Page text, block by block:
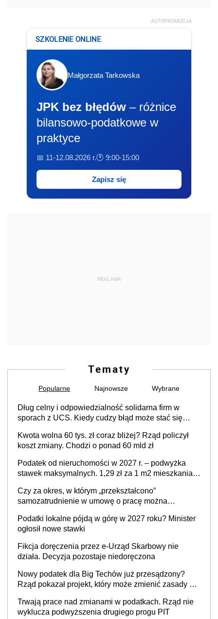
AUTOPROMOCJA
SZKOLENIE ONLINE
Małgorzata Tarkowska
JPK bez błędów – różnice
bilansowo-podatkowe w
praktyce
📅 11-12.08.2026 r.🕐 9:00-15:00
Zapisz się
REKLAMA
Tematy
Popularne Najnowsze Wybrane
Dług celny i odpowiedzialność solidarna firm w
sporach z UCS. Kiedy cudzy błąd może stać się
Kwota wolna 60 tys. zł coraz bliżej? Rząd policzył
koszt zmiany. Chodzi o ponad 60 mld zł
Podatek od nieruchomości w 2027 r. – podwyżka
stawek maksymalnych. 1,29 zł za 1 m2 mieszkania,
prowadzeniem działalności gospodarczej
Czy za okres, w którym „przekształcono”
samozatrudnienie w umowę o pracę można
cywilnoprawnej jedynym racjonalnym wyjściem
Podatki lokalne pójdą w górę w 2027 roku? Minister
ogłosił nowe stawki
Fikcja doręczenia przez e-Urząd Skarbowy nie
działa. Decyzja pozostaje niedoręczona
Nowy podatek dla Big Techów już przesądzony?
Rząd pokazał projekt, który może zmienić zasady gry
Trwają prace nad zmianami w podatkach. Rząd nie
wyklucza podwyższenia drugiego progu PIT